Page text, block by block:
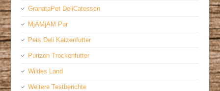
GranataPet DeliCatessen
MjAMjAM Pur
Pets Deli Katzenfutter
Purizon Trockenfutter
Wildes Land
Weitere Testberichte